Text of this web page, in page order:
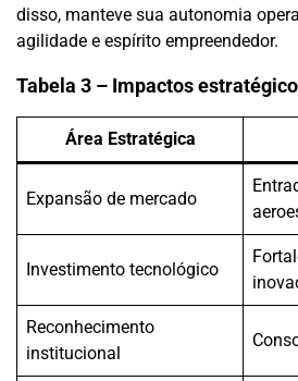
disso, manteve sua autonomia
agilidade e espírito empreendedor.
Tabela 3 – Impactos
Área Estratégica
Expansão de mercado
Investimento tecnológico
Reconhecimento
institucional